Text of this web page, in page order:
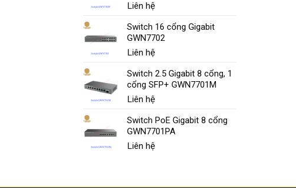
Liên hệ
Switch 16 cổng Gigabit
GWN7702
Liên hệ
Switch 2.5 Gigabit 8 cổng, 1
cổng SFP+ GWN7701M
Liên hệ
Switch PoE Gigabit 8 cổng
GWN7701PA
Liên hệ